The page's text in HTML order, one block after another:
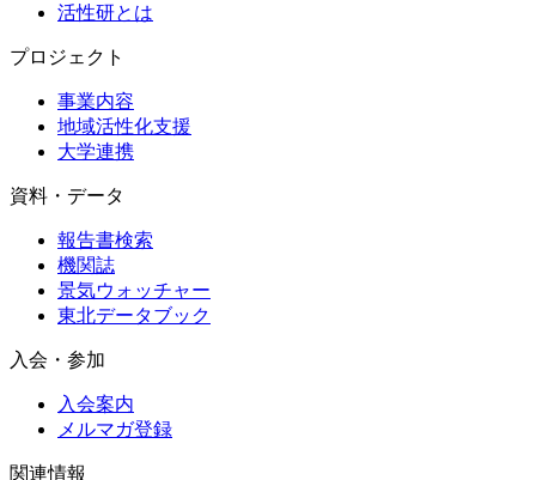
活性研とは
プロジェクト
事業内容
地域活性化支援
大学連携
資料・データ
報告書検索
機関誌
景気ウォッチャー
東北データブック
入会・参加
入会案内
メルマガ登録
関連情報